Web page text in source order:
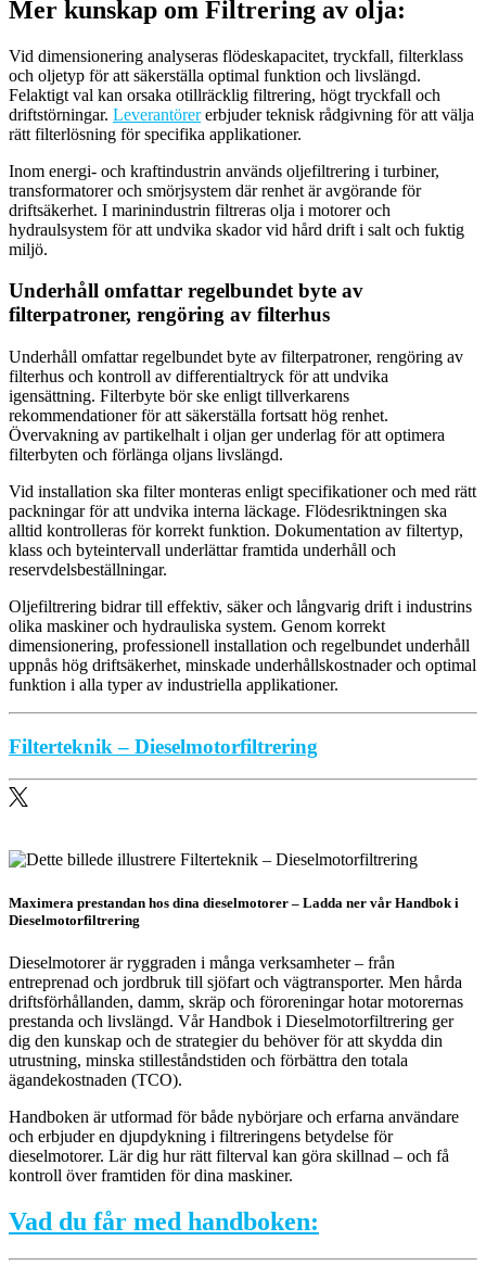
Mer kunskap om Filtrering av olja:
Vid dimensionering analyseras flödeskapacitet, tryckfall, filterklass
och oljetyp för att säkerställa optimal funktion och livslängd.
Felaktigt val kan orsaka otillräcklig filtrering, högt tryckfall och
driftstörningar. Leverantörererbjuder teknisk rådgivning för att välja
rätt filterlösning för specifika applikationer.
Inom energi- och kraftindustrin används oljefiltrering i turbiner,
transformatorer och smörjsystem där renhet är avgörande för
driftsäkerhet. I marinindustrin filtreras olja i motorer och
hydraulsystem för att undvika skador vid hård drift i salt och fuktig
miljö.
Underhåll omfattar regelbundet byte av
filterpatroner, rengöring av filterhus
Underhåll omfattar regelbundet byte av filterpatroner, rengöring av
filterhus och kontroll av differentialtryck för att undvika
igensättning. Filterbyte bör ske enligt tillverkarens
rekommendationer för att säkerställa fortsatt hög renhet.
Övervakning av partikelhalt i oljan ger underlag för att optimera
filterbyten och förlänga oljans livslängd.
Vid installation ska filter monteras enligt specifikationer och med rätt
packningar för att undvika interna läckage. Flödesriktningen ska
alltid kontrolleras för korrekt funktion. Dokumentation av filtertyp,
klass och byteintervall underlättar framtida underhåll och
reservdelsbeställningar.
Oljefiltrering bidrar till effektiv, säker och långvarig drift i industrins
olika maskiner och hydrauliska system. Genom korrekt
dimensionering, professionell installation och regelbundet underhåll
uppnås hög driftsäkerhet, minskade underhållskostnader och optimal
funktion i alla typer av industriella applikationer.
Filterteknik – Dieselmotorfiltrering
Maximera prestandan hos dina dieselmotorer – Ladda ner vår Handbok i
Dieselmotorfiltrering
Dieselmotorer är ryggraden i många verksamheter – från
entreprenad och jordbruk till sjöfart och vägtransporter. Men hårda
driftsförhållanden, damm, skräp och föroreningar hotar motorernas
prestanda och livslängd. Vår Handbok i Dieselmotorfiltrering ger
dig den kunskap och de strategier du behöver för att skydda din
utrustning, minska stilleståndstiden och förbättra den totala
ägandekostnaden (TCO).
Handboken är utformad för både nybörjare och erfarna användare
och erbjuder en djupdykning i filtreringens betydelse för
dieselmotorer. Lär dig hur rätt filterval kan göra skillnad – och få
kontroll över framtiden för dina maskiner.
Vad du får med handboken: